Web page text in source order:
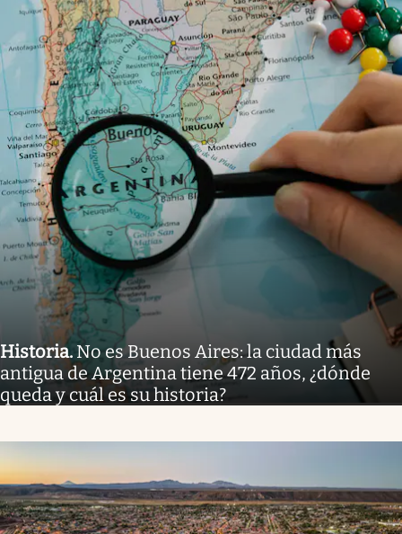
Historia. No es Buenos Aires: la ciudad más
antigua de Argentina tiene 472 años, ¿dónde
queda y cuál es su historia?